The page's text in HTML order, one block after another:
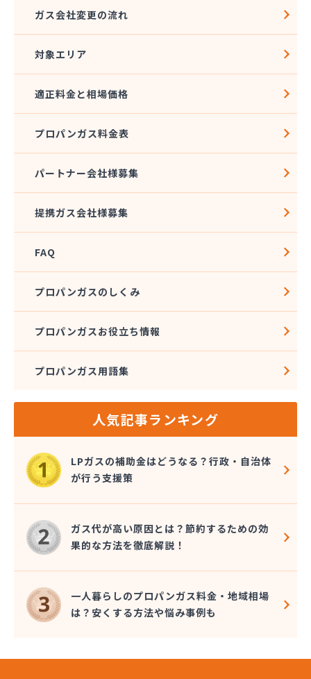
ガス会社変更の流れ
対象エリア
適正料金と相場価格
プロパンガス料金表
パートナー会社様募集
提携ガス会社様募集
FAQ
プロパンガスのしくみ
プロパンガスお役立ち情報
プロパンガス用語集
人気記事ランキング
LPガスの補助金はどうなる？行政・自治体
が行う支援策
ガス代が高い原因とは？節約するための効
果的な方法を徹底解説！
一人暮らしのプロパンガス料金・地域相場
は？安くする方法や悩み事例も